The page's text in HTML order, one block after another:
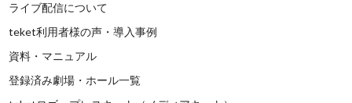
ライブ配信について
teket利用者様の声・導入事例
資料・マニュアル
登録済み劇場・ホール一覧